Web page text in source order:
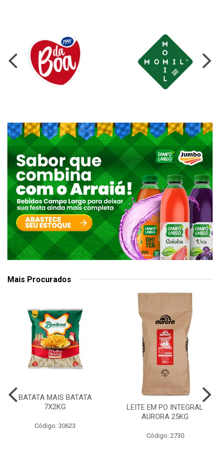
Mais Procurados
BATATA MAIS BATATA
7X2KG
Código: 30623
LEITE EM PO INTEGRAL
AURORA 25KG
Código: 2730